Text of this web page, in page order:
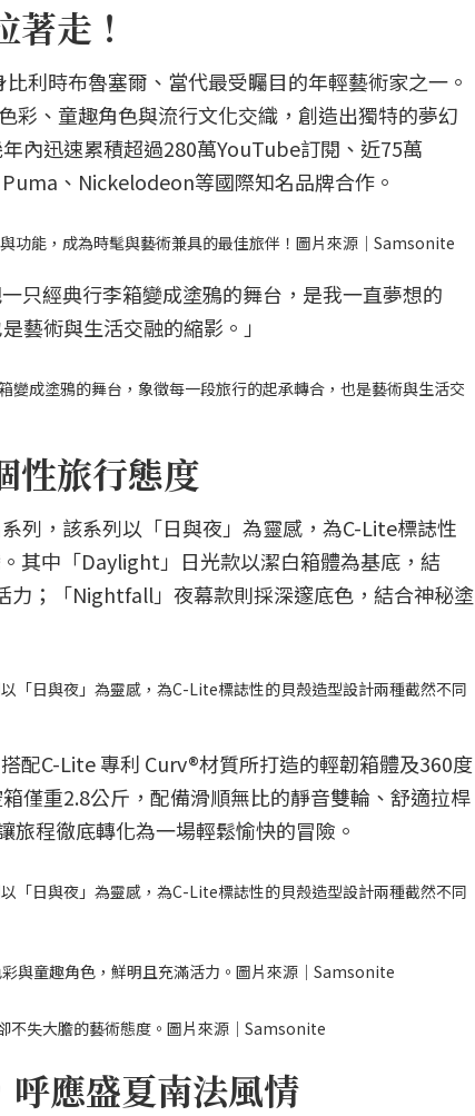
走！
利時布魯塞爾、當代最受矚目的年輕藝術家之一。
、童趣角色與流行文化交織，創造出獨特的夢幻
內迅速累積超過280萬YouTube訂閱、近75萬
、Nickelodeon等國際知名品牌合作。
功能，成為時髦與藝術兼具的最佳旅伴！圖片來源｜Samsonite
只經典行李箱變成塗鴉的舞台，是我一直夢想的
藝術與生活交融的縮影。」
成塗鴉的舞台，象徵每一段旅行的起承轉合，也是藝術與生活交
性旅行態度
列，該系列以「日與夜」為靈感，為C-Lite標誌性
其中「Daylight」日光款以潔白箱體為基底，結
力；「Nightfall」夜幕款則採深邃底色，結合神秘塗
「日與夜」為靈感，為C-Lite標誌性的貝殼造型設計兩種截然不同
配C-Lite 專利 Curv®材質所打造的輕韌箱體及360度
僅重2.8公斤，配備滑順無比的靜音雙輪、舒適拉桿
旅程徹底轉化為一場輕鬆愉快的冒險。
「日與夜」為靈感，為C-Lite標誌性的貝殼造型設計兩種截然不同
與童趣角色，鮮明且充滿活力。圖片來源｜Samsonite
不失大膽的藝術態度。圖片來源｜Samsonite
應盛夏南法風情